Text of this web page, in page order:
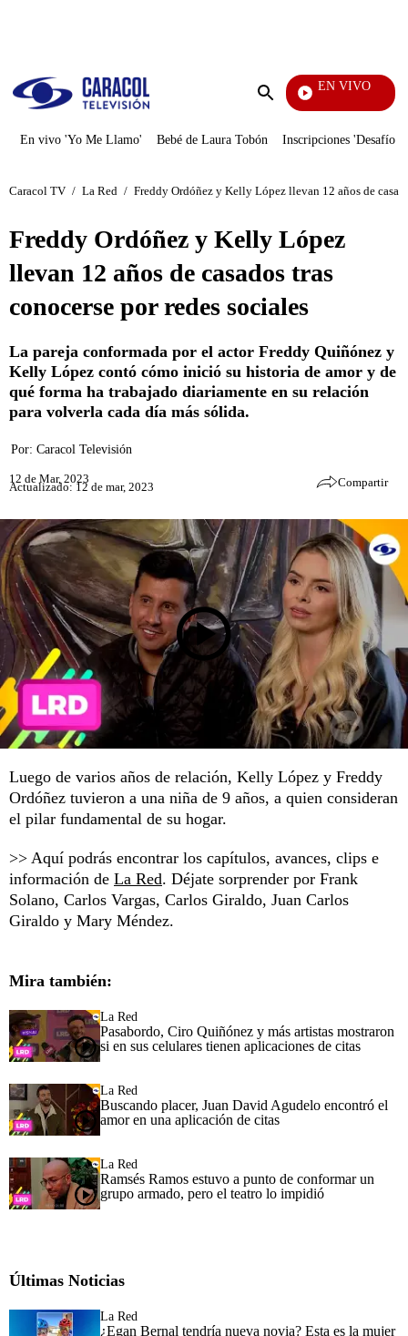
Enviar
EN VIVO
Televentas
En vivo 'Yo Me Llamo' Bebé de Laura Tobón Inscripciones 'Desafío'
Caracol TV / La Red / Freddy Ordóñez y Kelly López llevan 12 años de
Freddy Ordóñez y Kelly López
llevan 12 años de casados tras
conocerse por redes sociales
La pareja conformada por el actor Freddy Quiñónez y
Kelly López contó cómo inició su historia de amor y de
qué forma ha trabajado diariamente en su relación
para volverla cada día más sólida.
Por: Caracol Televisión
12 de Mar, 2023
Actualizado: 12 de mar, 2023 Compartir
Luego de varios años de relación, Kelly López y Freddy
Ordóñez tuvieron a una niña de 9 años, a quien consideran
el pilar fundamental de su hogar.
>> Aquí podrás encontrar los capítulos, avances, clips e
información de La Red. Déjate sorprender por Frank
Solano, Carlos Vargas, Carlos Giraldo, Juan Carlos
Giraldo y Mary Méndez.
Mira también:
La Red
Pasabordo, Ciro Quiñónez y más artistas mostraron
si en sus celulares tienen aplicaciones de citas
La Red
Buscando placer, Juan David Agudelo encontró el
amor en una aplicación de citas
La Red
Ramsés Ramos estuvo a punto de conformar un
grupo armado, pero el teatro lo impidió
Últimas Noticias
La Red
¿Egan Bernal tendría nueva novia? Esta es la mujer